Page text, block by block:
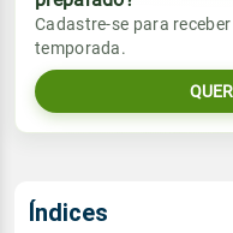
Rajada de vento
Sol
05:59h às 17:54h
Chuva
0.0mm
Rajada de vento
Sol
Cadastre-se para
temporada.
Índices